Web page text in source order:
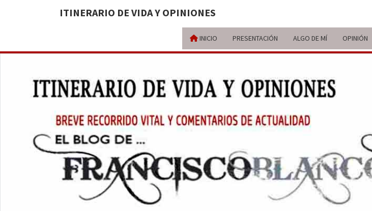
ITINERARIO DE VIDA Y OPINIONES
INICIO PRESENTACIÓN ALGO DE MÍ OPINIÓN